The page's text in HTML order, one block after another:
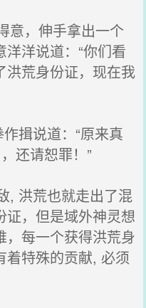
意，伸手拿出一个
洋说道：“你们看
洪荒身份证，现在我
揖说道：“原来真
还请恕罪！”
, 洪荒也就走出了混
证，但是域外神灵想
，每一个获得洪荒身
着特殊的贡献, 必须